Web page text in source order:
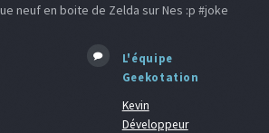
neuf en boite de Zelda sur Nes :p #joke
L'équipe
Geekotation
Kevin
Développeur